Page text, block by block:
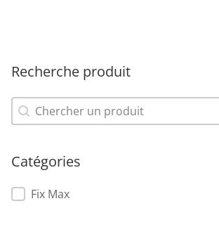
Recherche produit
Recherche produit
Recherche produit
Catégories
Catégories
Fix Max